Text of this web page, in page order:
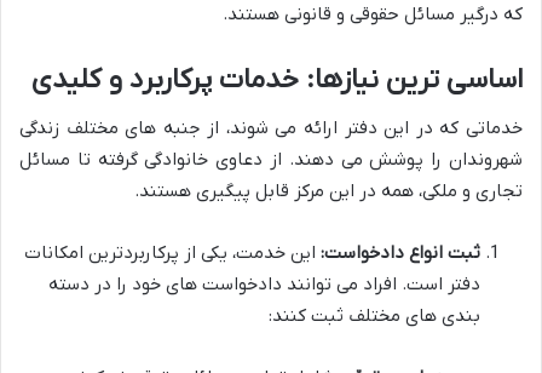
که درگیر مسائل حقوقی و قانونی هستند.
اساسی ترین نیازها: خدمات پرکاربرد و کلیدی
خدماتی که در این دفتر ارائه می شوند، از جنبه های مختلف زندگی
شهروندان را پوشش می دهند. از دعاوی خانوادگی گرفته تا مسائل
تجاری و ملکی، همه در این مرکز قابل پیگیری هستند.
ثبت انواع دادخواست: این خدمت، یکی از پرکاربردترین امکانات
دفتر است. افراد می توانند دادخواست های خود را در دسته
بندی های مختلف ثبت کنند: